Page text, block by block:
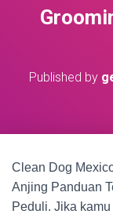
Published by
Clean Dog
Anjing Panduan
Peduli. Jika